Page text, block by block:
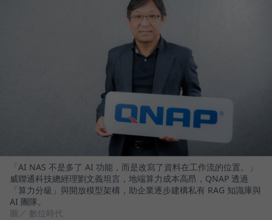
「AI NAS 不是多了 AI 功能，而是改寫了資料在工作流的位置。」
威聯通科技總經理劉文義坦言，地端算力成本高昂，QNAP 透過
「算力分級」與開放模型架構，助企業逐步建構私有 RAG 知識庫與
AI 團隊。
圖／ 數位時代